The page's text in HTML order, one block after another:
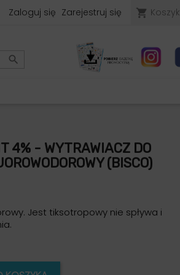
Zaloguj się Zarejestruj się shopping_cart Koszyk

4% - WYTRAWIACZ DO
(BISCO)
Jest tiksotropowy nie spływa i